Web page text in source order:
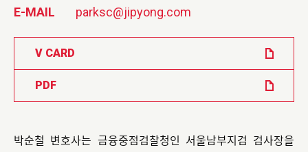
E-MAIL
parksc@jipyong.com
V CARD
PDF
박순철 변호사는 금융중점검찰청인 서울남부지검 검사장을